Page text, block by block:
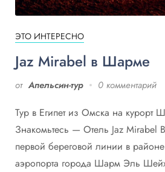
ЭТО ИНТЕРЕСНО
Jaz Mirabel в Шарме
от Апельсин-тур 0 комментарий
Тур в Египет из Омска на курорт
Знакомьтесь — Отель Jaz Mirabel
первой береговой линии в
аэропорта города Шарм Эль